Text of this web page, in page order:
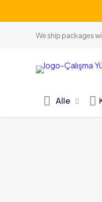
We ship packages
Alle